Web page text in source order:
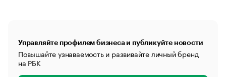
Управляйте профилем бизнеса и публикуйте новости
Повышайте узнаваемость и развивайте личный бренд
на РБК